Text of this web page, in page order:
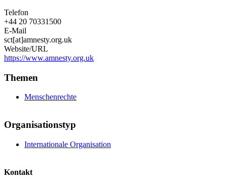
Telefon
+44 20 70331500
E-Mail
sct[at]amnesty.org.uk
Website/URL
https://www.amnesty.org.uk
Themen
Menschenrechte
Organisationstyp
Internationale Organisation
Kontakt